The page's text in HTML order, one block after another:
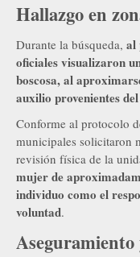
Hallazgo en
Durante la búsqueda, al
oficiales visualizaron
boscosa, al
auxilio provenientes
Conforme al protocolo
municipales solicitaron
revisión física de la
mujer de
individuo como el
voluntad.